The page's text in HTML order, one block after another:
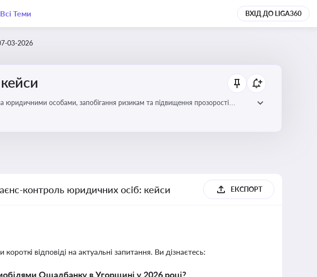
Всі Теми ВХІД ДО LIGA360
03-2026
юридичними особами, запобігання ризикам та підвищення прозорості
контроль юридичних осіб: кейси ЕКСПОРТ
відповіді на актуальні запитання. Ви дізнаєтесь:
Ощадбанку в Угорщині у 2026 році?